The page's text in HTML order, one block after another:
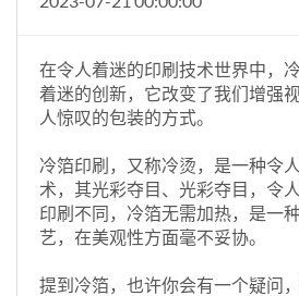
在令人着迷的印刷技术世界中，
着迷的创新，它改变了我们增强
人惊叹的包装的方式。
冷箔印刷，又称冷烫，是一种令
术，其光彩夺目、光彩夺目，令
印刷不同，冷箔无需加热，是一
艺，在美观性方面毫不妥协。
提到冷箔，也许你会有一个疑问